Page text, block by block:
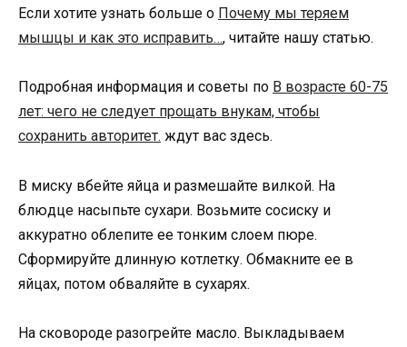
Если хотите узнать больше о Почему мы теряем
мышцы и как это исправить…, читайте нашу статью.
Подробная информация и советы по В возрасте 60-75
лет: чего не следует прощать внукам, чтобы
сохранить авторитет. ждут вас здесь.
В миску вбейте яйца и размешайте вилкой. На
блюдце насыпьте сухари. Возьмите сосиску и
аккуратно облепите ее тонким слоем пюре.
Сформируйте длинную котлетку. Обмакните ее в
яйцах, потом обваляйте в сухарях.
На сковороде разогрейте масло. Выкладываем